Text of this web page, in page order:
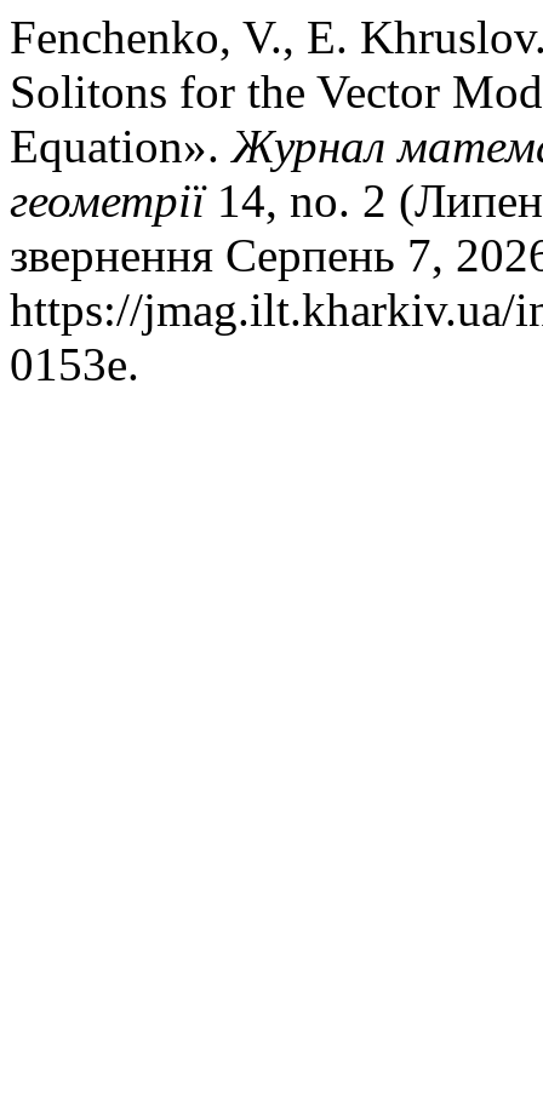
Fenchenko, V., E.
Solitons for the Vector
Equation». Журнал
геометрії14, no. 2
звернення Серпень 7,
https://jmag.ilt.kharkiv.ua/
0153e.